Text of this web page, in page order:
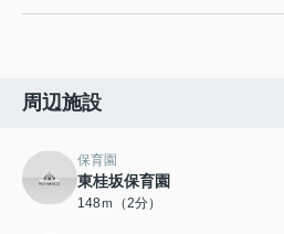
周辺施設
保育園
東桂坂保育園
148ｍ（2分）